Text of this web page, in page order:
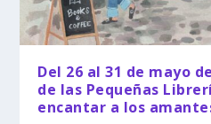
Del 26 al 31 de mayo
de las Pequeñas
encantar a los